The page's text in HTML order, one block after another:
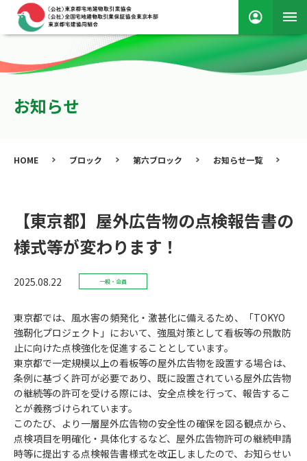
お知らせ
HOME ブロック 第六ブロック お知らせ一覧
【東京都】屋外広告物の点検報告書の
様式等が変わります！
2025.08.22 一般・会員
東京都では、風水害の頻発化・激甚化に備えるため、「TOKYO
強靭化プロジェクト」において、強風対策として看板等の飛散防
止に向けた点検強化を促進することとしています。
東京都で一定規模以上の看板等の屋外広告物を設置する場合は、
条例に基づく許可が必要であり、既に設置されている屋外広告物
の継続等の許可を受ける際には、安全点検を行って、報告するこ
とが義務づけられています。
このたび、より一層屋外広告物の安全性の確保を図る観点から、
点検項目を明確化・具体化するなど、屋外広告物許可の継続申請
時等に提出する点検報告書様式を改正しましたので、お知らせい